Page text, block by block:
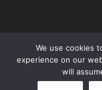
facebook
We use cookies
experience on our
will